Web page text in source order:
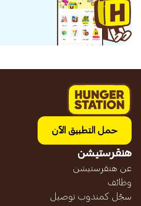
حمل التطبيق الآن
هنقرستيشن
عن هنقرستيشن
وظائف
سجّل كمندوب توصيل